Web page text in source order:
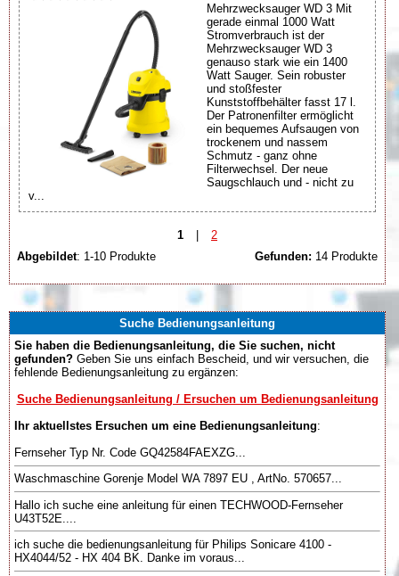
Mehrzwecksauger WD 3 Mit
gerade einmal 1000 Watt
Stromverbrauch ist der
Mehrzwecksauger WD 3
genauso stark wie ein 1400
Watt Sauger. Sein robuster
und stoßfester
Kunststoffbehälter fasst 17 l.
Der Patronenfilter ermöglicht
ein bequemes Aufsaugen von
trockenem und nassem
Schmutz - ganz ohne
Filterwechsel. Der neue
Saugschlauch und - nicht zu
v...
1 |
2
Abgebildet: 1-10 Produkte Gefunden: 14 Produkte
Suche Bedienungsanleitung
Sie haben die Bedienungsanleitung, die Sie suchen, nicht
gefunden? Geben Sie uns einfach Bescheid, und wir versuchen, die
fehlende Bedienungsanleitung zu ergänzen:
Suche Bedienungsanleitung / Ersuchen um Bedienungsanleitung
Ihr aktuellstes Ersuchen um eine Bedienungsanleitung:
Fernseher Typ Nr. Code GQ42584FAEXZG...
Waschmaschine Gorenje Model WA 7897 EU , ArtNo. 570657...
Hallo ich suche eine anleitung für einen TECHWOOD-Fernseher
U43T52E....
ich suche die bedienungsanleitung für Philips Sonicare 4100 -
HX4044/52 - HX 404 BK. Danke im voraus...